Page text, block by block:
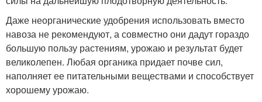
Даже неорганические удобрения использовать вместо
навоза не рекомендуют, а совместно они дадут гораздо
большую пользу растениям, урожаю и результат будет
великолепен. Любая органика придает почве сил,
наполняет ее питательными веществами и способствует
хорошему урожаю.